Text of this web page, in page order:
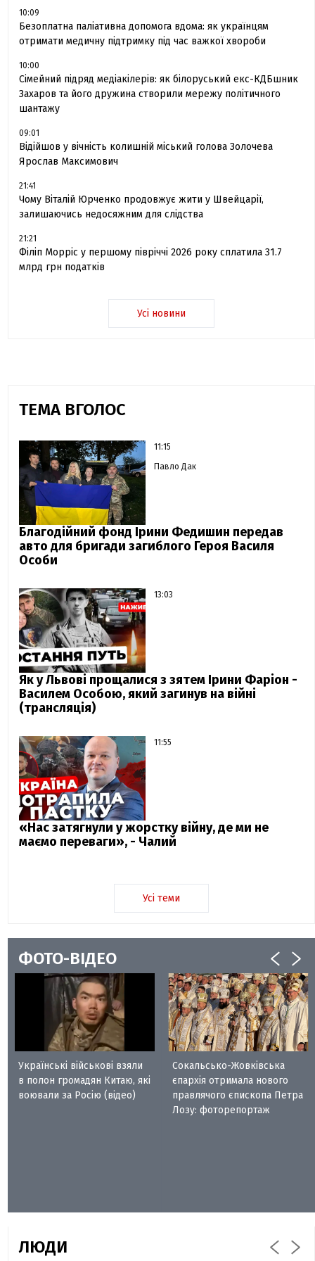
10:09
Безоплатна паліативна допомога вдома: як українцям
отримати медичну підтримку під час важкої хвороби
10:00
Сімейний підряд медіакілерів: як білоруський екс-КДБшник
Захаров та його дружина створили мережу політичного
шантажу
09:01
Відійшов у вічність колишній міський голова Золочева
Ярослав Максимович
21:41
Чому Віталій Юрченко продовжує жити у Швейцарії,
залишаючись недосяжним для слідства
21:21
Філіп Морріс у першому півріччі 2026 року сплатила 31.7
млрд грн податків
Усі новини
ТЕМА ВГОЛОС
11:15
Павло Дак
Благодійний фонд Ірини Федишин передав
авто для бригади загиблого Героя Василя
Особи
13:03
Як у Львові прощалися з зятем Ірини Фаріон -
Василем Особою, який загинув на війні
(трансляція)
11:55
«Нас затягнули у жорстку війну, де ми не
маємо переваги», - Чалий
Усі теми
ФОТО-ВІДЕО
Українські військові взяли
в полон громадян Китаю, які
воювали за Росію (відео)
Сокальсько-Жовківська
єпархія отримала нового
правлячого єпископа Петра
Лозу: фоторепортаж
ЛЮДИ